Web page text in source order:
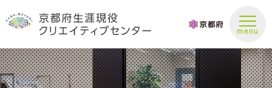
お問い合わせ